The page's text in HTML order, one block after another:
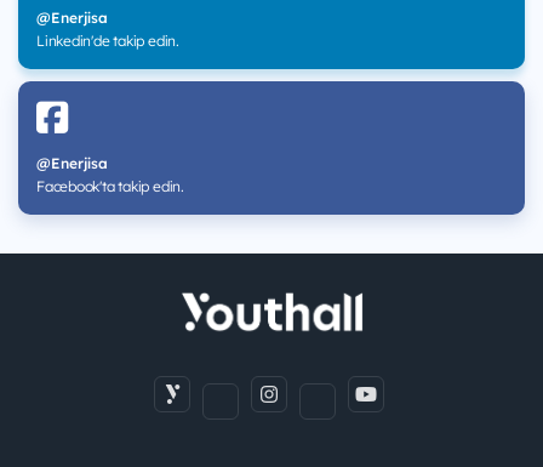
@Enerjisa
Linkedin'de takip edin.
@Enerjisa
Facebook'ta takip edin.